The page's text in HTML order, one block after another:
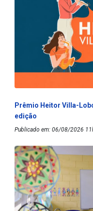
Prêmio Heitor Villa-
edição
Publicado em: 06/08/2026